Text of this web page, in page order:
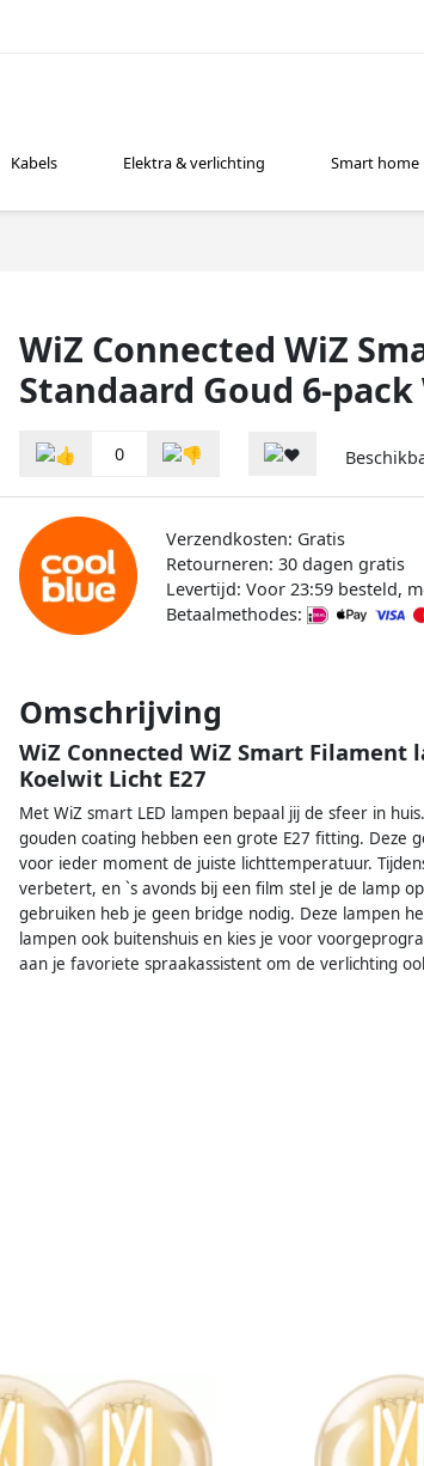
Kabels Elektra & verlichting Smart home
WiZ Connected WiZ
Standaard Goud 6-
0
Verzendkosten: Gratis
Retourneren: 30 dagen gratis
Levertijd: Voor 23:59 besteld,
Betaalmethodes:
Omschrijving
WiZ Connected WiZ Smart Filament
Koelwit Licht E27
Met WiZ smart LED lampen bepaal jij de sfeer in
gouden coating hebben een grote E27 fitting. Deze
voor ieder moment de juiste lichttemperatuur.
verbetert, en `s avonds bij een film stel je de lamp
gebruiken heb je geen bridge nodig. Deze lampen
lampen ook buitenshuis en kies je voor
aan je favoriete spraakassistent om de verlichting